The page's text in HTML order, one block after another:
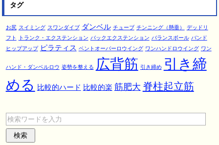
タグ
お尻 スイミング スワンダイブ ダンベル チューブ チンニング（懸垂）
デッドリ
フト
トランク・エクステンション バックエクステンション バランスボール バンド
ヒップアップ ピラティス ベントオーバーロウイング ワンハンドロウイング ワン
ハンド・ダンベルロウ 姿勢を整える 広背筋 引き締め 引き締
める 比較的ハード 比較的楽 筋肥大 脊柱起立筋